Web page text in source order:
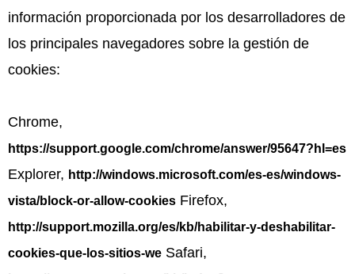
información proporcionada por los desarrolladores de
los principales navegadores sobre la gestión de
cookies:
Chrome,
https://support.google.com/chrome/answer/95647?hl=es
Explorer, http://windows.microsoft.com/es-es/windows-
vista/block-or-allow-cookies Firefox,
http://support.mozilla.org/es/kb/habilitar-y-deshabilitar-
cookies-que-los-sitios-we Safari,